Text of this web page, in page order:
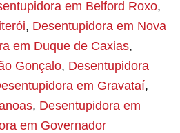
em Belford Roxo,
, Desentupidora em Nova
em Duque de Caxias,
Gonçalo, Desentupidora
em Gravataí,
, Desentupidora em
em Governador